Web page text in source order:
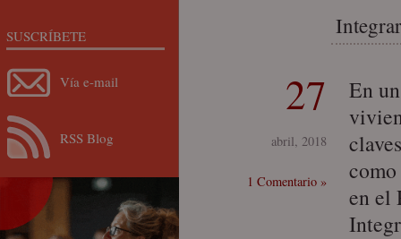
27
abril, 2018
1 Comentario »
En
en el
SUSCRÍBETE
Vía e-mail
RSS Blog